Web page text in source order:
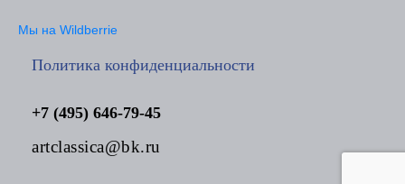
Мы на Wildberrie
Политика конфиденциальности
+7 (495) 646-79-45
artclassica@bk.ru